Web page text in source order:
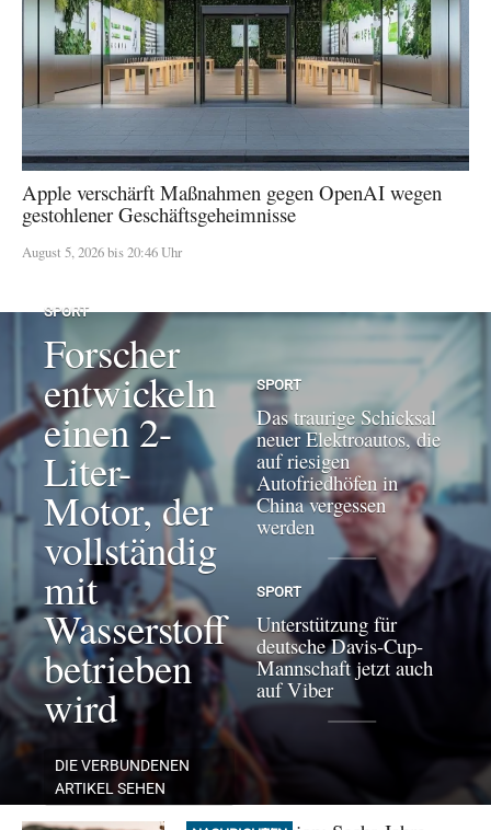
Apple verschärft Maßnahmen gegen OpenAI wegen
gestohlener Geschäftsgeheimnisse
August 5, 2026 bis 20:46 Uhr
SPORT
Forscher
entwickeln
einen 2-
Liter-
Motor, der
vollständig
mit
Wasserstoff
betrieben
wird
DIE VERBUNDENEN
ARTIKEL SEHEN
SPORT
Das traurige Schicksal
neuer Elektroautos, die
auf riesigen
Autofriedhöfen in
China vergessen
werden
SPORT
Unterstützung für
deutsche Davis-Cup-
Mannschaft jetzt auch
auf Viber